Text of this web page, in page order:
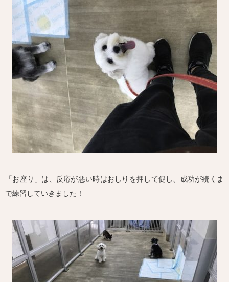
「お座り」は、反応が悪い時はおしりを押して促し、成功が続くま
で練習していきました！